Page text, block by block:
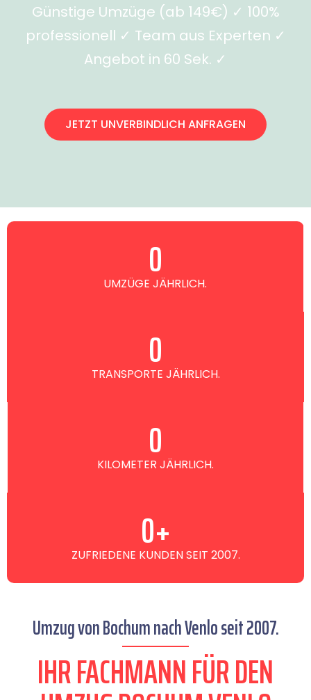
Günstige Umzüge (ab 149€) ✓ 100%
professionell ✓ Team aus Experten ✓
Angebot in 60 Sek. ✓
JETZT UNVERBINDLICH ANFRAGEN
UMZÜGE JÄHRLICH.
0
TRANSPORTE JÄHRLICH.
0
KILOMETER JÄHRLICH.
0
ZUFRIEDENE KUNDEN SEIT 2007.
0+
Umzug von Bochum nach Venlo seit 2007.
IHR FACHMANN FÜR DEN